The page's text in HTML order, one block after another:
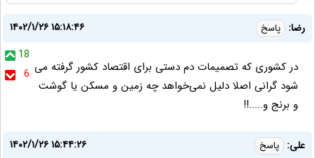
رضا: پاسخ
۱۴۰۲/۱/۲۶ ۱۵:۱۸:۴۶
18
6 در کشوری که تصمیمات دم دستی برای اقتصاد کشور گرفته می
شود گرانی اصلا دلیل نمی‌خواهد چه زمین و مسکن یا گوشت
و برنج و.....!!
علی: پاسخ
۱۴۰۲/۱/۲۶ ۱۵:۴۴:۲۶